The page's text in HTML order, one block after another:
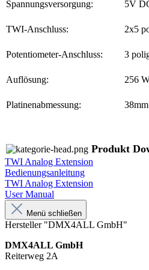
Spannungsversorgung: 5V
TWI-Anschluss: 2x5
Potentiometer-Anschluss: 3
Auflösung: 256
Platinenabmessung:
Produkt
TWI Analog Extension
Bedienungsanleitung
TWI Analog Extension
User Manual
Menü schließen
Hersteller "DMX4ALL GmbH"
DMX4ALL GmbH
Reiterweg 2A